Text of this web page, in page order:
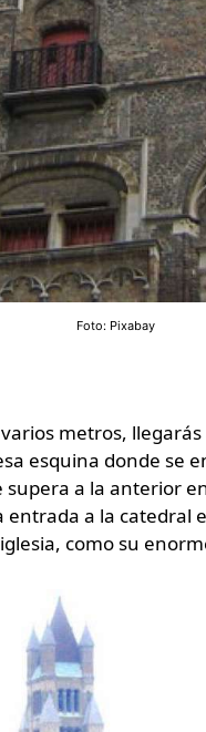
Foto: Pixabay
metros,
esquina donde se
a la anterior
a la catedral
como su